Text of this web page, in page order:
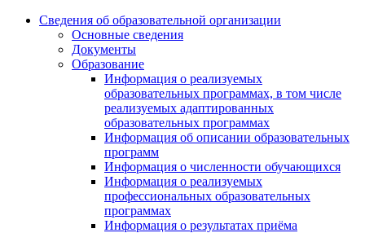
Сведения об образовательной организации
Основные сведения
Документы
Образование
Информация о реализуемых
образовательных программах, в том числе
реализуемых адаптированных
образовательных программах
Информация об описании образовательных
программ
Информация о численности обучающихся
Информация о реализуемых
профессиональных образовательных
программах
Информация о результатах приёма